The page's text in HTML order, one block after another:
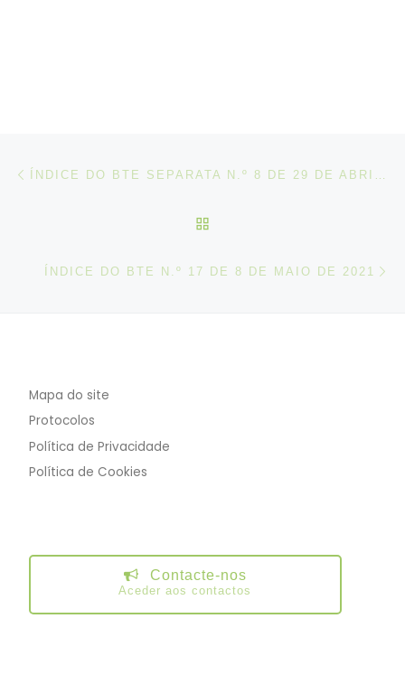
Post navigation
ÍNDICE DO BTE N.º 17 DE 8 DE MAIO DE 2021
Mapa do site
Protocolos
Política de Privacidade
Política de Cookies
Contacte-nos
Aceder aos contactos